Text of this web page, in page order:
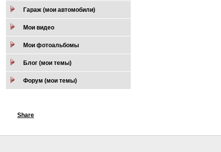
Гараж (мои автомобили)
Мои видео
Мои фотоальбомы
Блог (мои темы)
Форум (мои темы)
Share